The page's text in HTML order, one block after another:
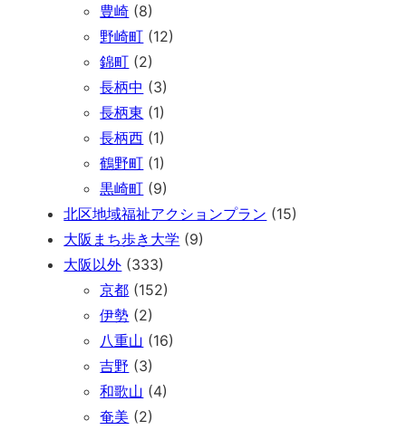
豊崎 (8)
野崎町 (12)
錦町 (2)
長柄中 (3)
長柄東 (1)
長柄西 (1)
鶴野町 (1)
黒崎町 (9)
北区地域福祉アクションプラン (15)
大阪まち歩き大学 (9)
大阪以外 (333)
京都 (152)
伊勢 (2)
八重山 (16)
吉野 (3)
和歌山 (4)
奄美 (2)